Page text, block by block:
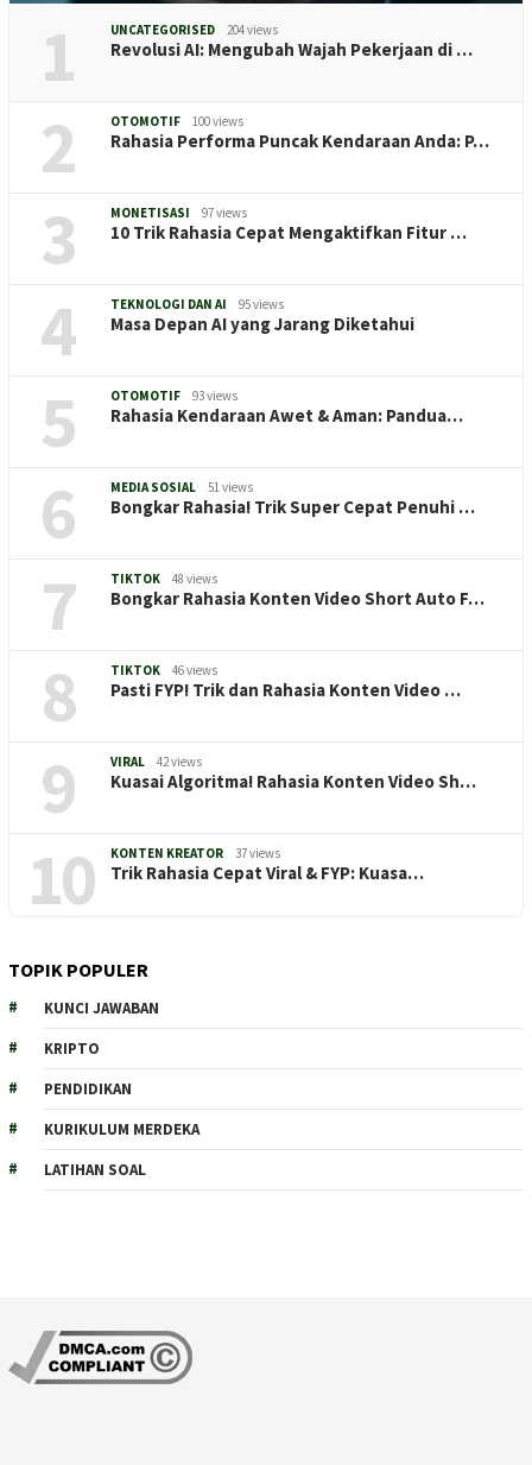
1 UNCATEGORISED 204 views
Revolusi AI: Mengubah Wajah Pekerjaan di …
2 OTOMOTIF 100 views
Rahasia Performa Puncak Kendaraan Anda: P…
3 MONETISASI 97 views
10 Trik Rahasia Cepat Mengaktifkan Fitur …
4 TEKNOLOGI DAN AI 95 views
Masa Depan AI yang Jarang Diketahui
5 OTOMOTIF 93 views
Rahasia Kendaraan Awet & Aman: Pandua…
6 MEDIA SOSIAL 51 views
Bongkar Rahasia! Trik Super Cepat Penuhi …
7 TIKTOK 48 views
Bongkar Rahasia Konten Video Short Auto F…
8 TIKTOK 46 views
Pasti FYP! Trik dan Rahasia Konten Video …
9 VIRAL 42 views
Kuasai Algoritma! Rahasia Konten Video Sh…
10 KONTEN KREATOR 37 views
Trik Rahasia Cepat Viral & FYP: Kuasa…
TOPIK POPULER
KUNCI JAWABAN
KRIPTO
PENDIDIKAN
KURIKULUM MERDEKA
LATIHAN SOAL